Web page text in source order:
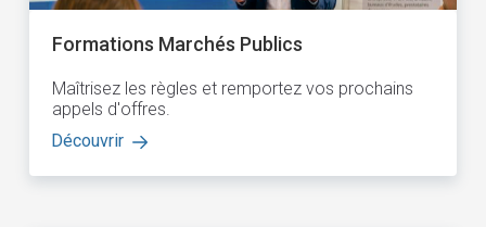
Formations Marchés Publics
Maîtrisez les règles et remportez vos prochains
appels d'offres.
Découvrir